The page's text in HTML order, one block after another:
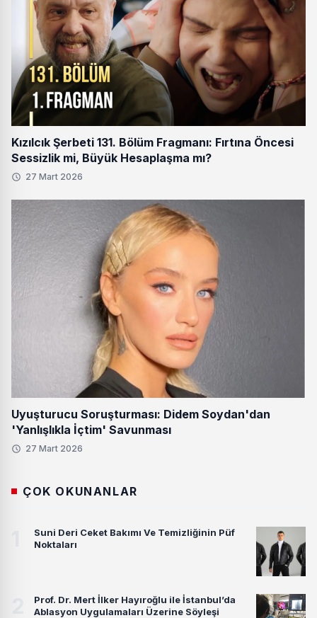
Kızılcık Şerbeti 131. Bölüm Fragmanı: Fırtına Öncesi
Sessizlik mi, Büyük Hesaplaşma mı?
27 Mart 2026
Uyuşturucu Soruşturması: Didem Soydan'dan
'Yanlışlıkla İçtim' Savunması
27 Mart 2026
ÇOK OKUNANLAR
Suni Deri Ceket Bakımı Ve Temizliğinin Püf
Noktaları
Prof. Dr. Mert İlker Hayıroğlu ile İstanbul’da
Ablasyon Uygulamaları Üzerine Söyleşi